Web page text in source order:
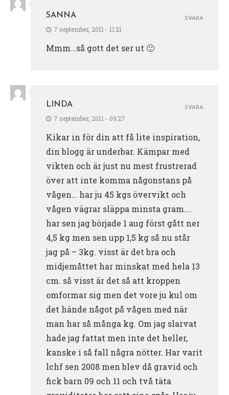
SANNA
7 september, 2011 - 11:21
Mmm…så gott det ser ut 🙂
SVARA
LINDA
7 september, 2011 - 09:27
Kikar in för din att få lite inspiration,
din blogg är underbar. Kämpar med
vikten och är just nu mest frustrerad
över att inte komma någonstans på
vågen… har ju 45 kgs övervikt och
vågen vägrar släppa minsta gram….
har sen jag började 1 aug först gått ner
4,5 kg men sen upp 1,5 kg så nu står
jag på – 3kg. visst är det bra och
midjemåttet har minskat med hela 13
cm. så visst är det så att kroppen
omformar sig men det vore ju kul om
det hände något på vågen med när
man har så många kg. Om jag slarvat
hade jag fattat men inte det heller,
kanske i så fall några nötter. Har varit
lchf sen 2008 men blev då gravid och
fick barn 09 och 11 och två täta
SVARA